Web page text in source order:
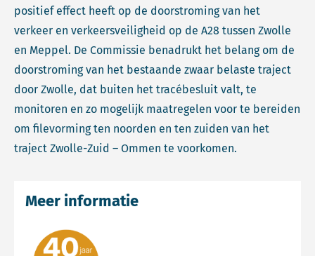
positief effect heeft op de doorstroming van het
verkeer en verkeersveiligheid op de A28 tussen Zwolle
en Meppel. De Commissie benadrukt het belang om de
doorstroming van het bestaande zwaar belaste traject
door Zwolle, dat buiten het tracébesluit valt, te
monitoren en zo mogelijk maatregelen voor te bereiden
om filevorming ten noorden en ten zuiden van het
traject Zwolle-Zuid – Ommen te voorkomen.
Meer informatie